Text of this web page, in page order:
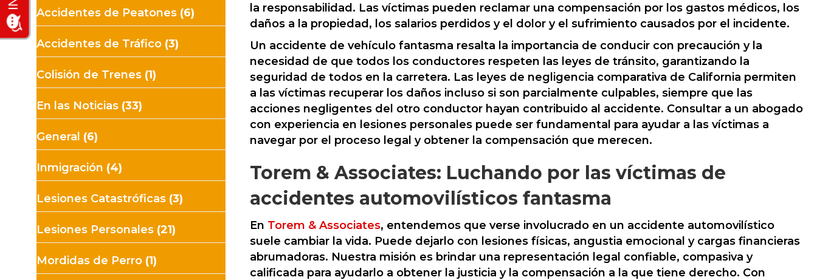
Accidentes de Peatones (6)
Accidentes de Tráfico (3)
Colisión de Trenes (1)
En las Noticias (33)
General (6)
Inmigración (4)
Lesiones Catastróficas (3)
Lesiones Personales (21)
Mordidas de Perro (1)
la responsabilidad. Las víctimas pueden reclamar una compensación por los gastos médicos, los
daños a la propiedad, los salarios perdidos y el dolor y el sufrimiento causados ​​por el incidente.
Un accidente de vehículo fantasma resalta la importancia de conducir con precaución y la
necesidad de que todos los conductores respeten las leyes de tránsito, garantizando la
seguridad de todos en la carretera. Las leyes de negligencia comparativa de California permiten
a las víctimas recuperar los daños incluso si son parcialmente culpables, siempre que las
acciones negligentes del otro conductor hayan contribuido al accidente. Consultar a un abogado
con experiencia en lesiones personales puede ser fundamental para ayudar a las víctimas a
navegar por el proceso legal y obtener la compensación que merecen.
Torem & Associates: Luchando por las víctimas de
accidentes automovilísticos fantasma
En Torem & Associates, entendemos que verse involucrado en un accidente automovilístico
suele cambiar la vida. Puede dejarlo con lesiones físicas, angustia emocional y cargas financieras
abrumadoras. Nuestra misión es brindar una representación legal confiable, compasiva y
calificada para ayudarlo a obtener la justicia y la compensación a la que tiene derecho. Con